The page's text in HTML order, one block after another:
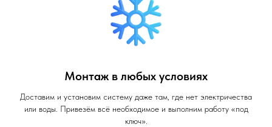
Монтаж в любых условиях
Доставим и установим систему даже там, где нет электричества
или воды. Привезём всё необходимое и выполним работу «под
ключ».